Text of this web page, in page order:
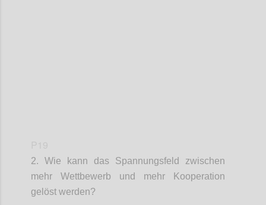
2. Wie kann das Spannungsfeld zwischen
mehr Wettbewerb und mehr Kooperation
gelöst werden?